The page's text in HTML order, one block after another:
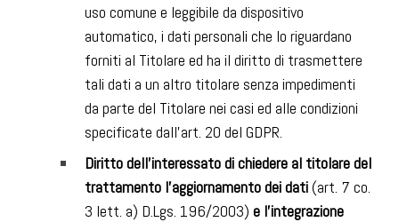
uso comune e leggibile da dispositivo
automatico, i dati personali che lo riguardano
forniti al Titolare ed ha il diritto di trasmettere
tali dati a un altro titolare senza impedimenti
da parte del Titolare nei casi ed alle condizioni
specificate dall’art. 20 del GDPR.
Diritto dell’interessato di chiedere al titolare del
trattamento l’aggiornamento dei dati(art. 7 co.
3 lett. a) D.Lgs. 196/2003) e l’integrazione